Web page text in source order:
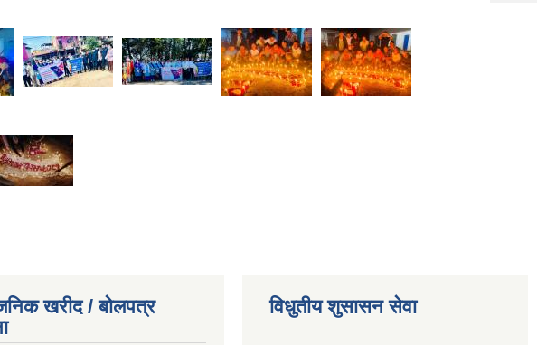
खरीद / बोलपत्र
विधुतीय शुसासन सेवा